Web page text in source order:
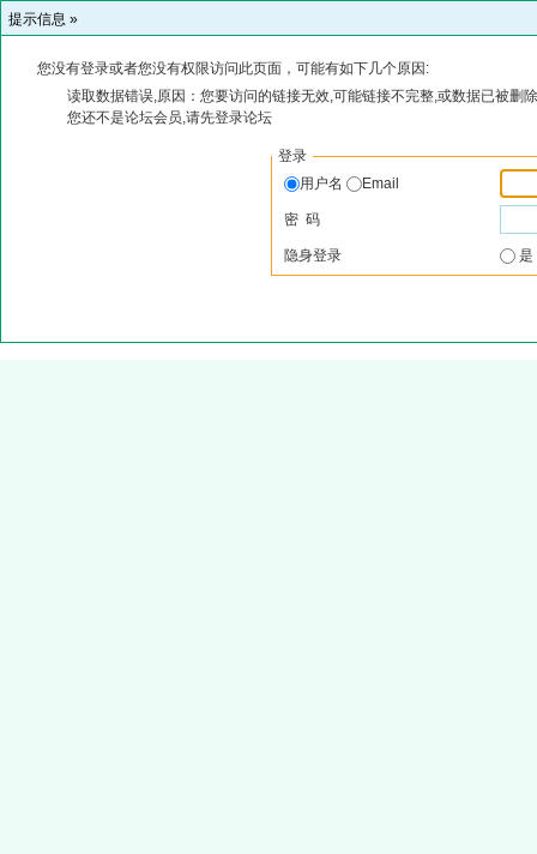
提示信息 »
您没有登录或者您没有权限访问此页面，可能有如下几个原因:
读取数据错误,原因：您要访问的链接无效,可能链接不完整,或数据已被删
您还不是论坛会员,请先登录论坛
登录
用户名
Email
密 码
隐身登录